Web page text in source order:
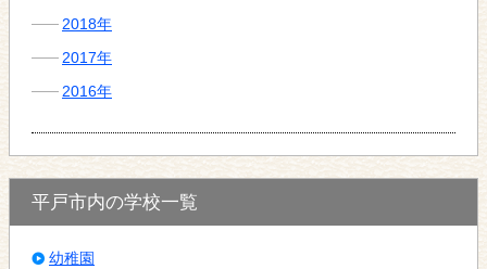
2018年
2017年
2016年
平戸市内の学校一覧
幼稚園